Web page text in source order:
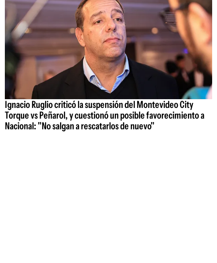
Ignacio Ruglio criticó la suspensión del Montevideo City
Torque vs Peñarol, y cuestionó un posible favorecimiento a
Nacional: "No salgan a rescatarlos de nuevo"